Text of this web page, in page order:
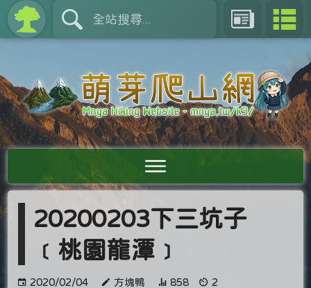
20200203下三坑子
﹝桃園龍潭﹞
2020/02/04 方塊鴨 858 2